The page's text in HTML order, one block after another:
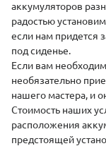
аккумуляторов
радостью
если нам придется
под сиденье.
Если вам
необязательно
нашего мастера, и
Стоимость наших
расположения
предстоящей